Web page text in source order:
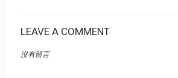
LEAVE A COMMENT
沒有留言